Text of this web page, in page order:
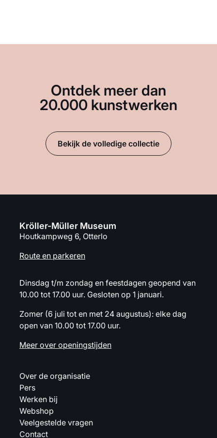
Ontdek meer dan
20.000 kunstwerken
Bekijk de volledige collectie
Kröller-Müller Museum
Houtkampweg 6, Otterlo
Route en parkeren
Dinsdag t/m zondag en feestdagen geopend van
10.00 tot 17.00 uur. Gesloten op 1 januari.
Zomer (6 juli tot en met 24 augustus): elke dag
open van 10.00 tot 17.00 uur.
Meer over openingstijden
Over de organisatie
Pers
Werken bij
Webshop
Veelgestelde vragen
Contact